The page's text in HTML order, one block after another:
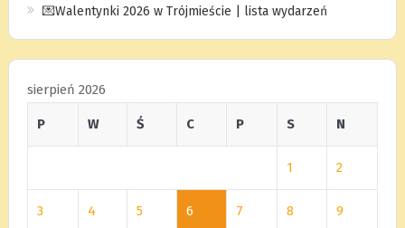
💌Walentynki 2026 w Trójmieście | lista wydarzeń
sierpień 2026
P W Ś C P S N
1 2
3 4 5 6 7 8 9